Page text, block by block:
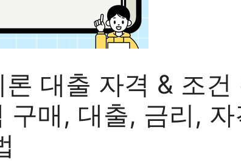
대출 자격 & 조건
구매, 대출, 금리,